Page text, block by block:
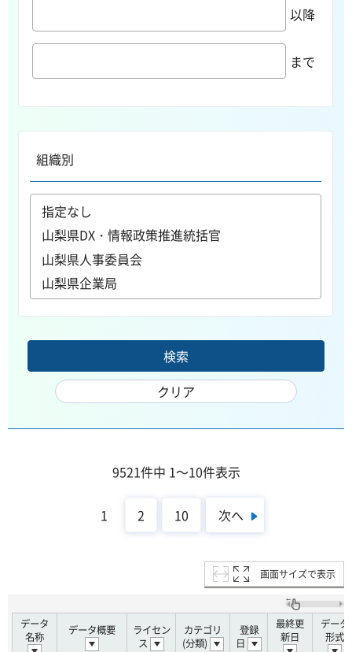
以降
まで
組織別
9521件中 1～10件表示
1 2 10 次へ
画面サイズで表示
データ
名称
データ概要
ライセン
ス
カテゴリ
(分類)
登録
日
最終更
新日
データ
形式